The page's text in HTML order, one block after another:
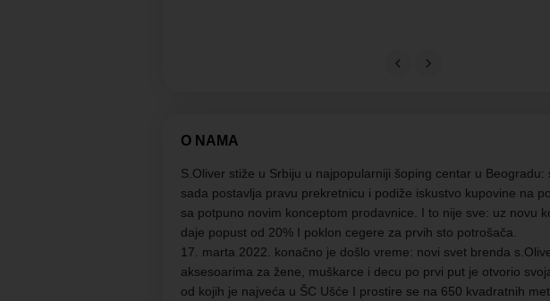
O NAMA
S.Oliver stiže u Srbiju u najpopularniji šoping centar u Beogradu:
sada postavlja pravu prekretnicu i podiže iskustvo kupovine na
sa potpuno novim konceptom prodavnice. I to nije sve: uz novu
daje popust od 20% I poklon cegere za prvih sto potrošača.
17. marta 2022. konačno je došlo vreme: novi svet brenda
aksesoarima za žene, muškarce i decu po prvi put je otvorio
od kojih je najveća u ŠC Ušće I prostire se na 650 kvadratnih